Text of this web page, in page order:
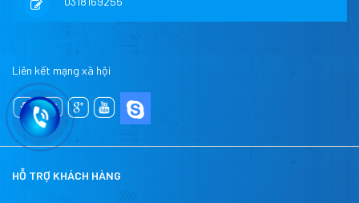
Liên kết mạng xã hội
HỖ TRỢ KHÁCH HÀNG